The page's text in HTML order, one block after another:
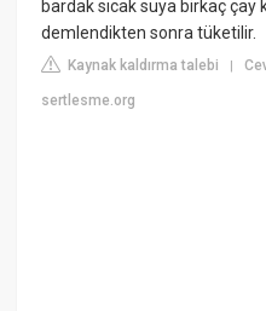
bardak sıcak suya birkaç çay
demlendikten sonra tüketilir.
Kaynak kaldırma talebi |
sertlesme.org